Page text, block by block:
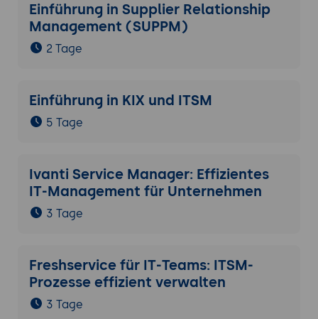
Einführung in Supplier Relationship
Management (SUPPM)
2 Tage
Einführung in KIX und ITSM
5 Tage
Ivanti Service Manager: Effizientes
IT-Management für Unternehmen
3 Tage
Freshservice für IT-Teams: ITSM-
Prozesse effizient verwalten
3 Tage